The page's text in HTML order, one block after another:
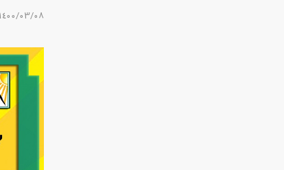
١٤٠٠/٠٣/٠٨